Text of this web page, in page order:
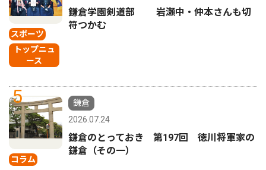
スポーツ
トップニュ
ース
鎌倉学園剣道部 岩瀬中・仲本さんも切
符つかむ
5
コラム
鎌倉
2026.07.24
鎌倉のとっておき 第197回 徳川将軍家の
鎌倉（その一）